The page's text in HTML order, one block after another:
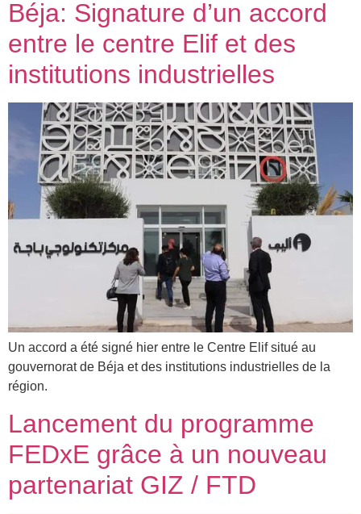
Béja: Signature d’un accord
entre le centre Elif et des
institutions industrielles
Un accord a été signé hier entre le Centre Elif situé au
gouvernorat de Béja et des institutions industrielles de la
région.
Lancement du programme
FEDxE grâce à un nouveau
partenariat GIZ / FTD